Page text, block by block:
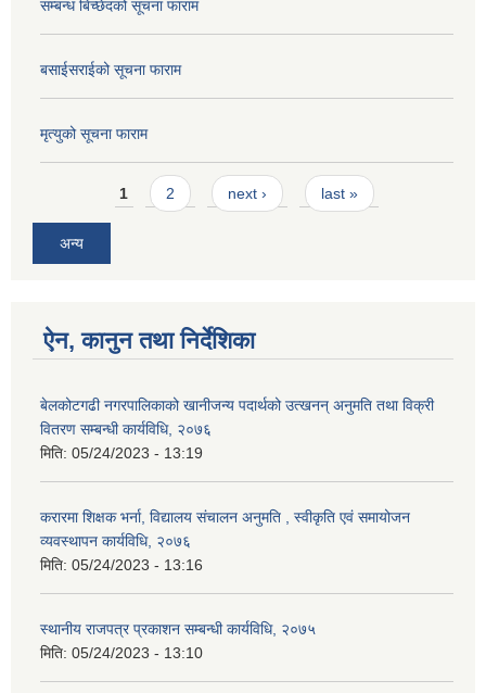
सम्बन्ध बिच्छेदको सूचना फाराम
बसाईसराईको सूचना फाराम
मृत्युको सूचना फाराम
Pages1 2 next › last »
अन्य
ऐन, कानुन तथा निर्देशिका
बेलकोटगढी नगरपालिकाको खानीजन्य पदार्थको उत्खनन् अनुमति तथा विक्री
वितरण सम्बन्धी कार्यविधि, २०७६
मिति: 05/24/2023 - 13:19
करारमा शिक्षक भर्ना, विद्यालय संचालन अनुमति , स्वीकृति एवं समायोजन
व्यवस्थापन कार्यविधि, २०७६
मिति: 05/24/2023 - 13:16
स्थानीय राजपत्र प्रकाशन सम्बन्धी कार्यविधि, २०७५
मिति: 05/24/2023 - 13:10